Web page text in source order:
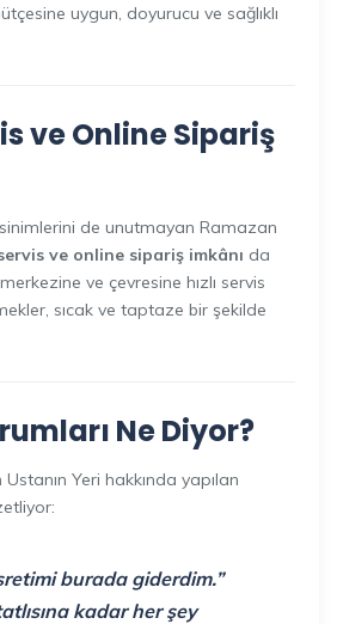
uygun, doyurucu ve sağlıklı
ve Online Sipariş
de unutmayan Ramazan
ve online sipariş imkânı da
ve çevresine hızlı servis
sıcak ve taptaze bir şekilde
Ne Diyor?
Yeri hakkında yapılan
burada giderdim.”
kadar her şey